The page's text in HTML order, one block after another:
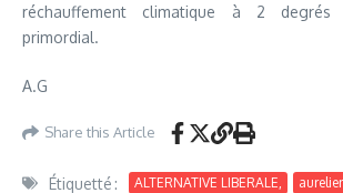
réchauffement climatique à 2 degrés
primordial.
A.G
Share this Article
Étiquetté : ALTERNATIVE LIBERALE,